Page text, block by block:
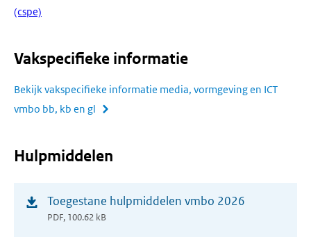
(cspe)
Vakspecifieke informatie
Bekijk vakspecifieke informatie media, vormgeving en ICT
vmbo bb, kb en gl
Hulpmiddelen
Toegestane hulpmiddelen vmbo 2026
PDF, 100.62 kB